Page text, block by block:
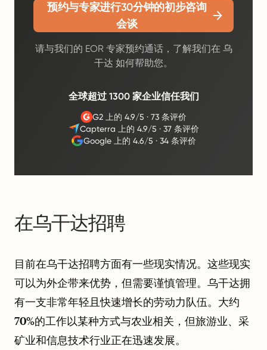
预约与专家进行30分钟的初步咨询
会谈
请与我们的 EOR 专家预约通话，了解我们在 乌
干达 如何帮助您。
全球超过 1300 家企业信任我们
G2 上的 4.9/5 ·73 条评价
Capterra 上的 4.9/5 ·37 条评价
Google 上的 4.6/5 · 34 条评价
在乌干达招聘
目前在乌干达招聘方面有一些现实情况。这些现实
可以为外企带来优势，但需要谨慎管理。乌干达拥
有一支非常年轻且快速增长的劳动力队伍。大约
70%的工作以某种方式与农业相关，但旅游业、采
矿业和信息技术行业正在迅速发展。